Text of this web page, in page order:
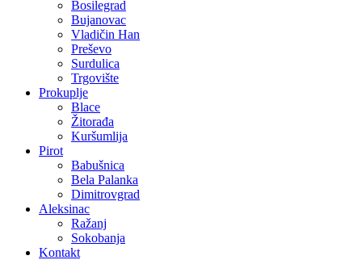
Bosilegrad
Bujanovac
Vladičin Han
Preševo
Surdulica
Trgovište
Prokuplje
Blace
Žitorađa
Kuršumlija
Pirot
Babušnica
Bela Palanka
Dimitrovgrad
Aleksinac
Ražanj
Sokobanja
Kontakt